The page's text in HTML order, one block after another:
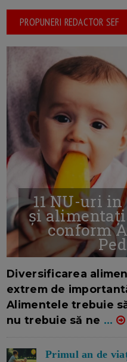
PROPUNERI REDACTOR SEF
11 NU-uri
și
conform
Diversificarea
extrem de
Alimentele trebuie
nu trebuie să ne ...
Primul an de